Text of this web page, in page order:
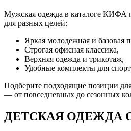
Мужская одежда в каталоге КИФА
для разных целей:
Яркая молодежная и базовая
Строгая офисная классика,
Верхняя одежда и трикотаж,
Удобные комплекты для
Подберите подходящие позиции
— от повседневных до сезонных
ДЕТСКАЯ ОДЕЖДА